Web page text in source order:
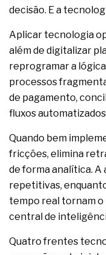
decisão. E a
Aplicar tecnologia
além de digitalizar
reprogramar a
processos
de pagamento,
fluxos
Quando bem
fricções, elimina
de forma analítica.
repetitivas,
tempo real tornam
central de
Quatro frentes